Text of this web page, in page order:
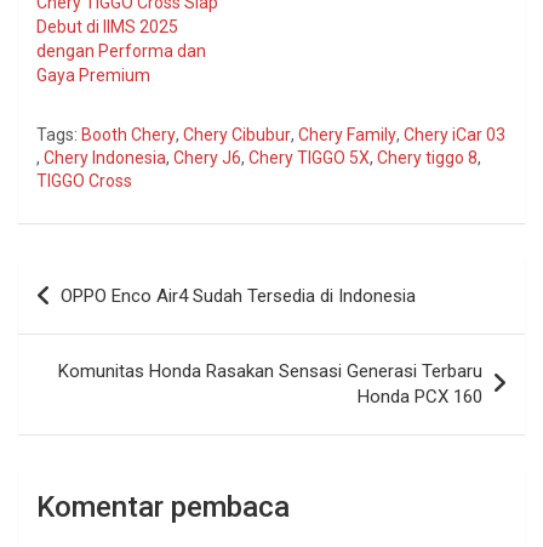
Debut di IIMS 2025
dengan Performa dan
Gaya Premium
Tags: Booth Chery, Chery Cibubur, Chery Family, Chery iCar 03
, Chery Indonesia, Chery J6, Chery TIGGO 5X, Chery tiggo 8,
TIGGO Cross
Navigasi
pos
OPPO Enco Air4 Sudah Tersedia di Indonesia
Komunitas Honda Rasakan Sensasi Generasi Terbaru
Honda PCX 160
Komentar pembaca